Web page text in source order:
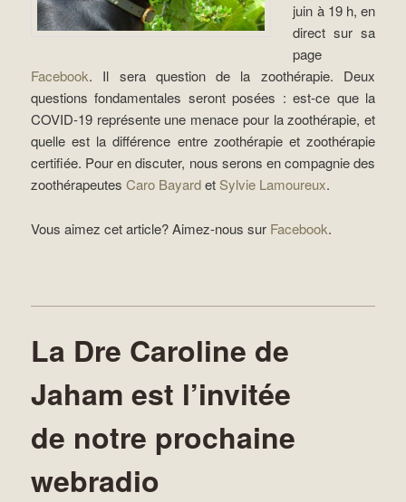
juin à 19 h, en
direct sur sa
page
Facebook. Il sera question de la zoothérapie. Deux
questions fondamentales seront posées : est-ce que la
COVID-19 représente une menace pour la zoothérapie, et
quelle est la différence entre zoothérapie et zoothérapie
certifiée. Pour en discuter, nous serons en compagnie des
zoothérapeutesCaro Bayardet Sylvie Lamoureux.
Vous aimez cet article? Aimez-nous sur Facebook.
La Dre Caroline de
Jaham est l’invitée
de notre prochaine
webradio